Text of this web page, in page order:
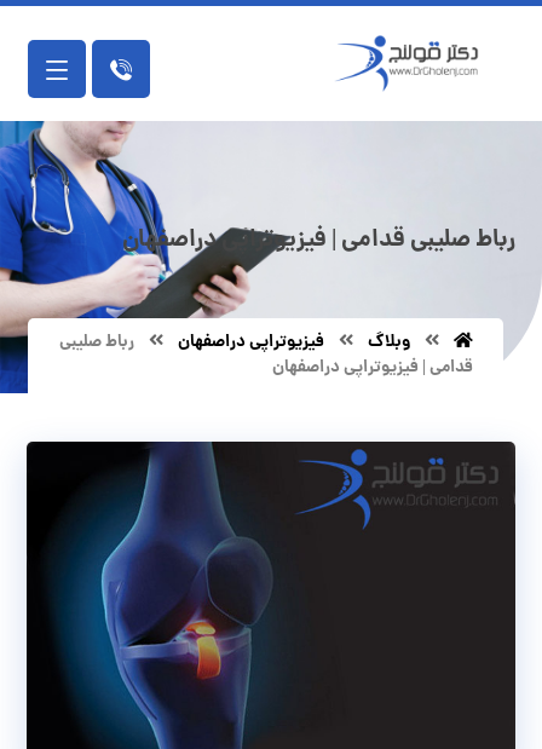
رباط صلیبی قدامی | فیزیوتراپی دراصفهان
وبلاگ فیزیوتراپی دراصفهان
رباط صلیبی
قدامی | فیزیوتراپی دراصفهان